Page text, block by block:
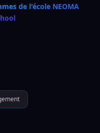
de l'école NEOMA